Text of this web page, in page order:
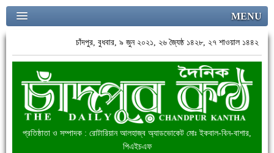
MENU
চাঁদপুর, বুধবার, ৯ জুন ২০২১, ২৬ জ্যৈষ্ঠ ১৪২৮, ২৭ শাওয়াল ১৪৪২
প্রতিষ্ঠাতা ও সম্পাদক : রোটারিয়ান আলহাজ্ব অ্যাডভোকেট মোঃ ইকবাল-বিন-বাশার,
পিএইচএফ